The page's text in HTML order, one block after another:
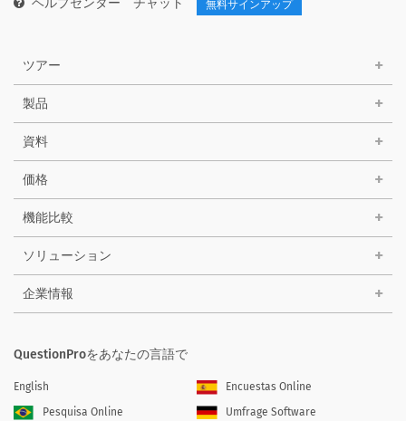
ヘルプセンター チャット 無料サインアップ
ツアー
製品
資料
価格
機能比較
ソリューション
企業情報
QuestionProをあなたの言語で
English
Encuestas Online
Pesquisa Online
Umfrage Software